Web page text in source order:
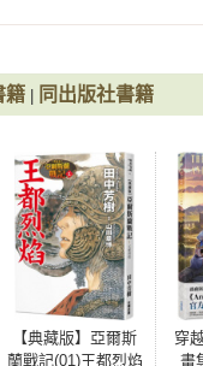
．歐威爾《動物農莊
出道作。」
》
人類並肩作戰，與可怕
籍 同出版社書籍
【典藏版】亞爾斯
蘭戰記(01)王都烈焰
穿
畫